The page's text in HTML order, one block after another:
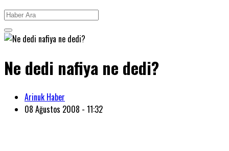
Ne dedi nafiya ne dedi?
Arinuk Haber
08 Ağustos 2008 - 11:32